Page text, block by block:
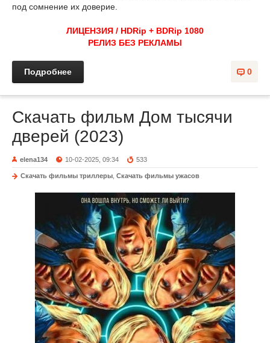
под сомнение их доверие.
ЛИЦЕНЗИЯ / HDRip + BDRip 1080
РЕЛИЗ БЕЗ РЕКЛАМЫ
0
Подробнее
Скачать фильм Дом тысячи
дверей (2023)
elena134 10-02-2025, 09:34 533
Скачать фильмы триллеры Скачать фильмы ужасов